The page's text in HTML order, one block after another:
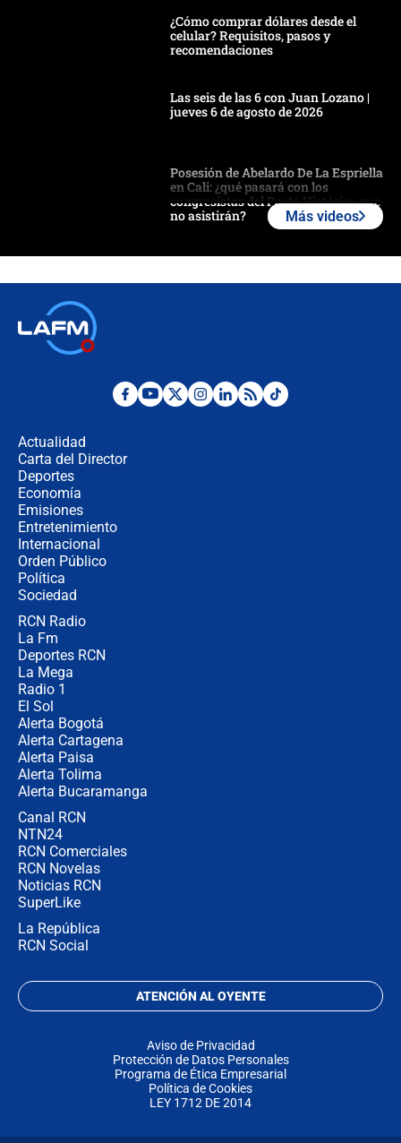
¿Cómo comprar dólares desde el
celular? Requisitos, pasos y
recomendaciones
Las seis de las 6 con Juan Lozano |
jueves 6 de agosto de 2026
Posesión de Abelardo De La Espriella
en Cali: ¿qué pasará con los
congresistas del Pacto Histórico que
no asistirán?
¿Por qué De la Espriella gobernará
Más videos
Actualidad
Carta del Director
Deportes
Economía
Emisiones
Entretenimiento
Internacional
Orden Público
Política
Sociedad
RCN Radio
La Fm
Deportes RCN
La Mega
Radio 1
El Sol
Alerta Bogotá
Alerta Cartagena
Alerta Paisa
Alerta Tolima
Alerta Bucaramanga
Canal RCN
NTN24
RCN Comerciales
RCN Novelas
Noticias RCN
SuperLike
La República
RCN Social
ATENCIÓN AL OYENTE
Aviso de Privacidad
Protección de Datos Personales
Programa de Ética Empresarial
Política de Cookies
LEY 1712 DE 2014